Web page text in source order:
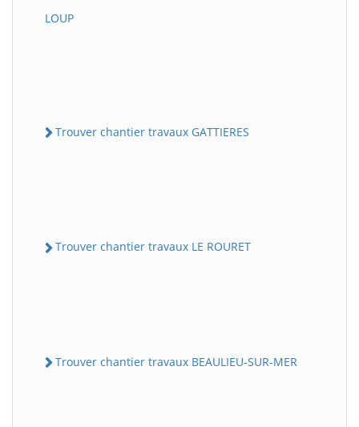
LOUP
Trouver chantier travaux GATTIERES
Trouver chantier travaux LE ROURET
Trouver chantier travaux BEAULIEU-SUR-MER